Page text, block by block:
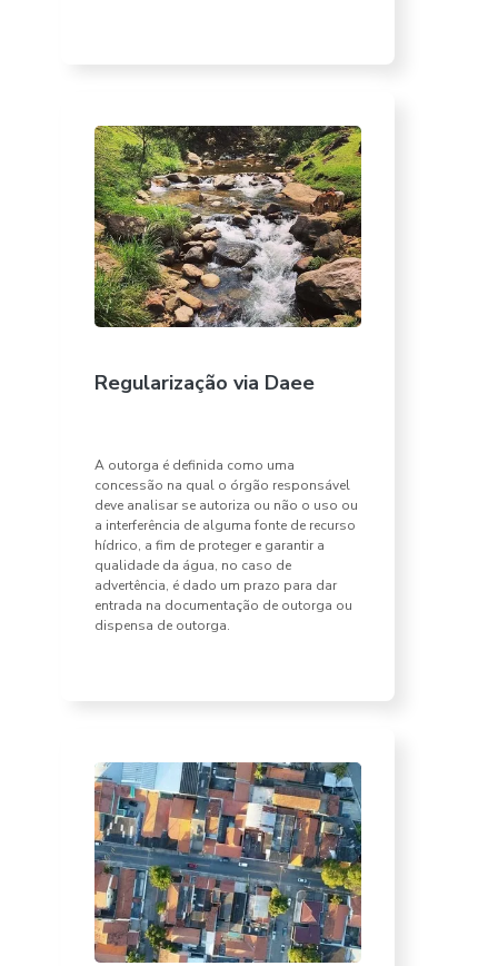
Regularização via Daee
A outorga é definida como uma
concessão na qual o órgão responsável
deve analisar se autoriza ou não o uso ou
a interferência de alguma fonte de recurso
hídrico, a fim de proteger e garantir a
qualidade da água, no caso de
advertência, é dado um prazo para dar
entrada na documentação de outorga ou
dispensa de outorga.